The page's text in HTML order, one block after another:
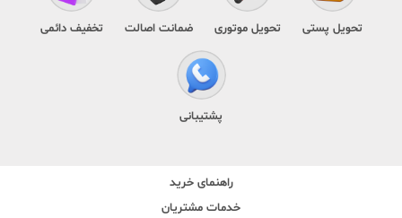
تحویل پستی تحویل موتوری ضمانت اصالت تخفیف دائمی
پشتیبانی
راهنمای خرید
خدمات مشتریان